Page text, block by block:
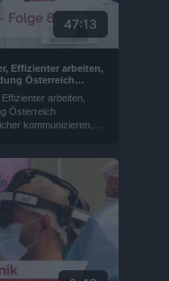
47:13
Effizienter arbeiten,
Österreich
im Alltag |
arbeiten,
Österreich
kommunizieren,